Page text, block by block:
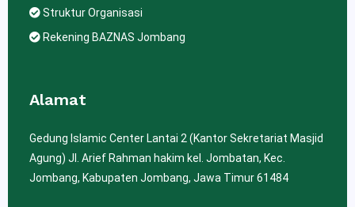
Struktur Organisasi
Rekening BAZNAS Jombang
Alamat
Gedung Islamic Center Lantai 2 (Kantor Sekretariat Masjid
Agung) Jl. Arief Rahman hakim kel. Jombatan, Kec.
Jombang, Kabupaten Jombang, Jawa Timur 61484